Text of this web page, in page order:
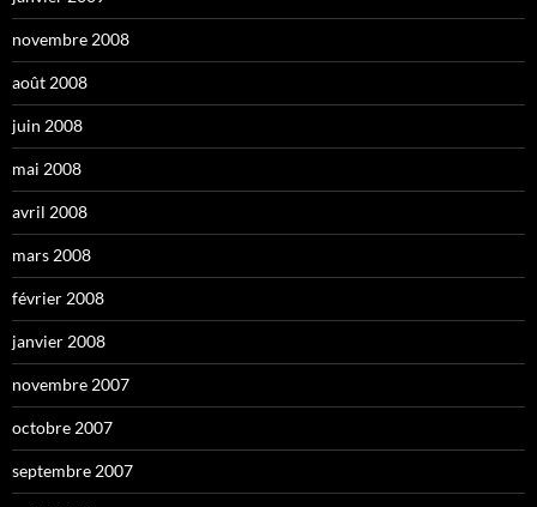
novembre 2008
août 2008
juin 2008
mai 2008
avril 2008
mars 2008
février 2008
janvier 2008
novembre 2007
octobre 2007
septembre 2007